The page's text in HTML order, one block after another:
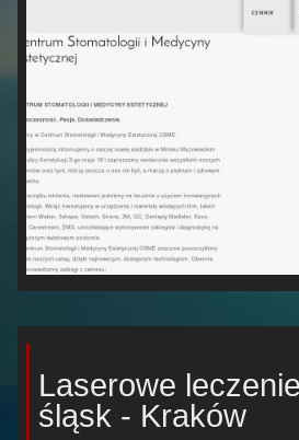
Laserowe
śląsk - Kraków